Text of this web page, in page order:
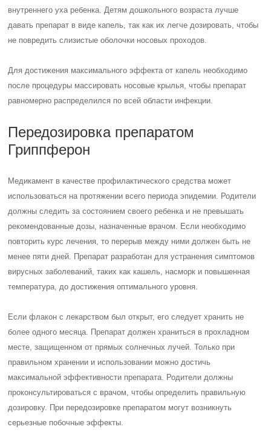
внутреннего уха ребенка. Детям дошкольного возраста лучше
давать препарат в виде капель, так как их легче дозировать, чтобы
не повредить слизистые оболочки носовых проходов.
Для достижения максимального эффекта от капель необходимо
после процедуры массировать носовые крылья, чтобы препарат
равномерно распределился по всей области инфекции.
Передозировка препаратом
Гриппферон
Медикамент в качестве профилактического средства может
использоваться на протяжении всего периода эпидемии. Родители
должны следить за состоянием своего ребенка и не превышать
рекомендованные дозы, назначенные врачом. Если необходимо
повторить курс лечения, то перерыв между ними должен быть не
менее пяти дней. Препарат разработан для устранения симптомов
вирусных заболеваний, таких как кашель, насморк и повышенная
температура, до достижения оптимального уровня.
Если флакон с лекарством был открыт, его следует хранить не
более одного месяца. Препарат должен храниться в прохладном
месте, защищенном от прямых солнечных лучей. Только при
правильном хранении и использовании можно достичь
максимальной эффективности препарата. Родители должны
проконсультироваться с врачом, чтобы определить правильную
дозировку. При передозировке препаратом могут возникнуть
серьезные побочные эффекты.